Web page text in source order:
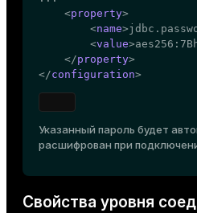
<property>
<name>
<value>
</property>
</configuration>
Указанный пароль будет
расшифрован при
Свойства уровня